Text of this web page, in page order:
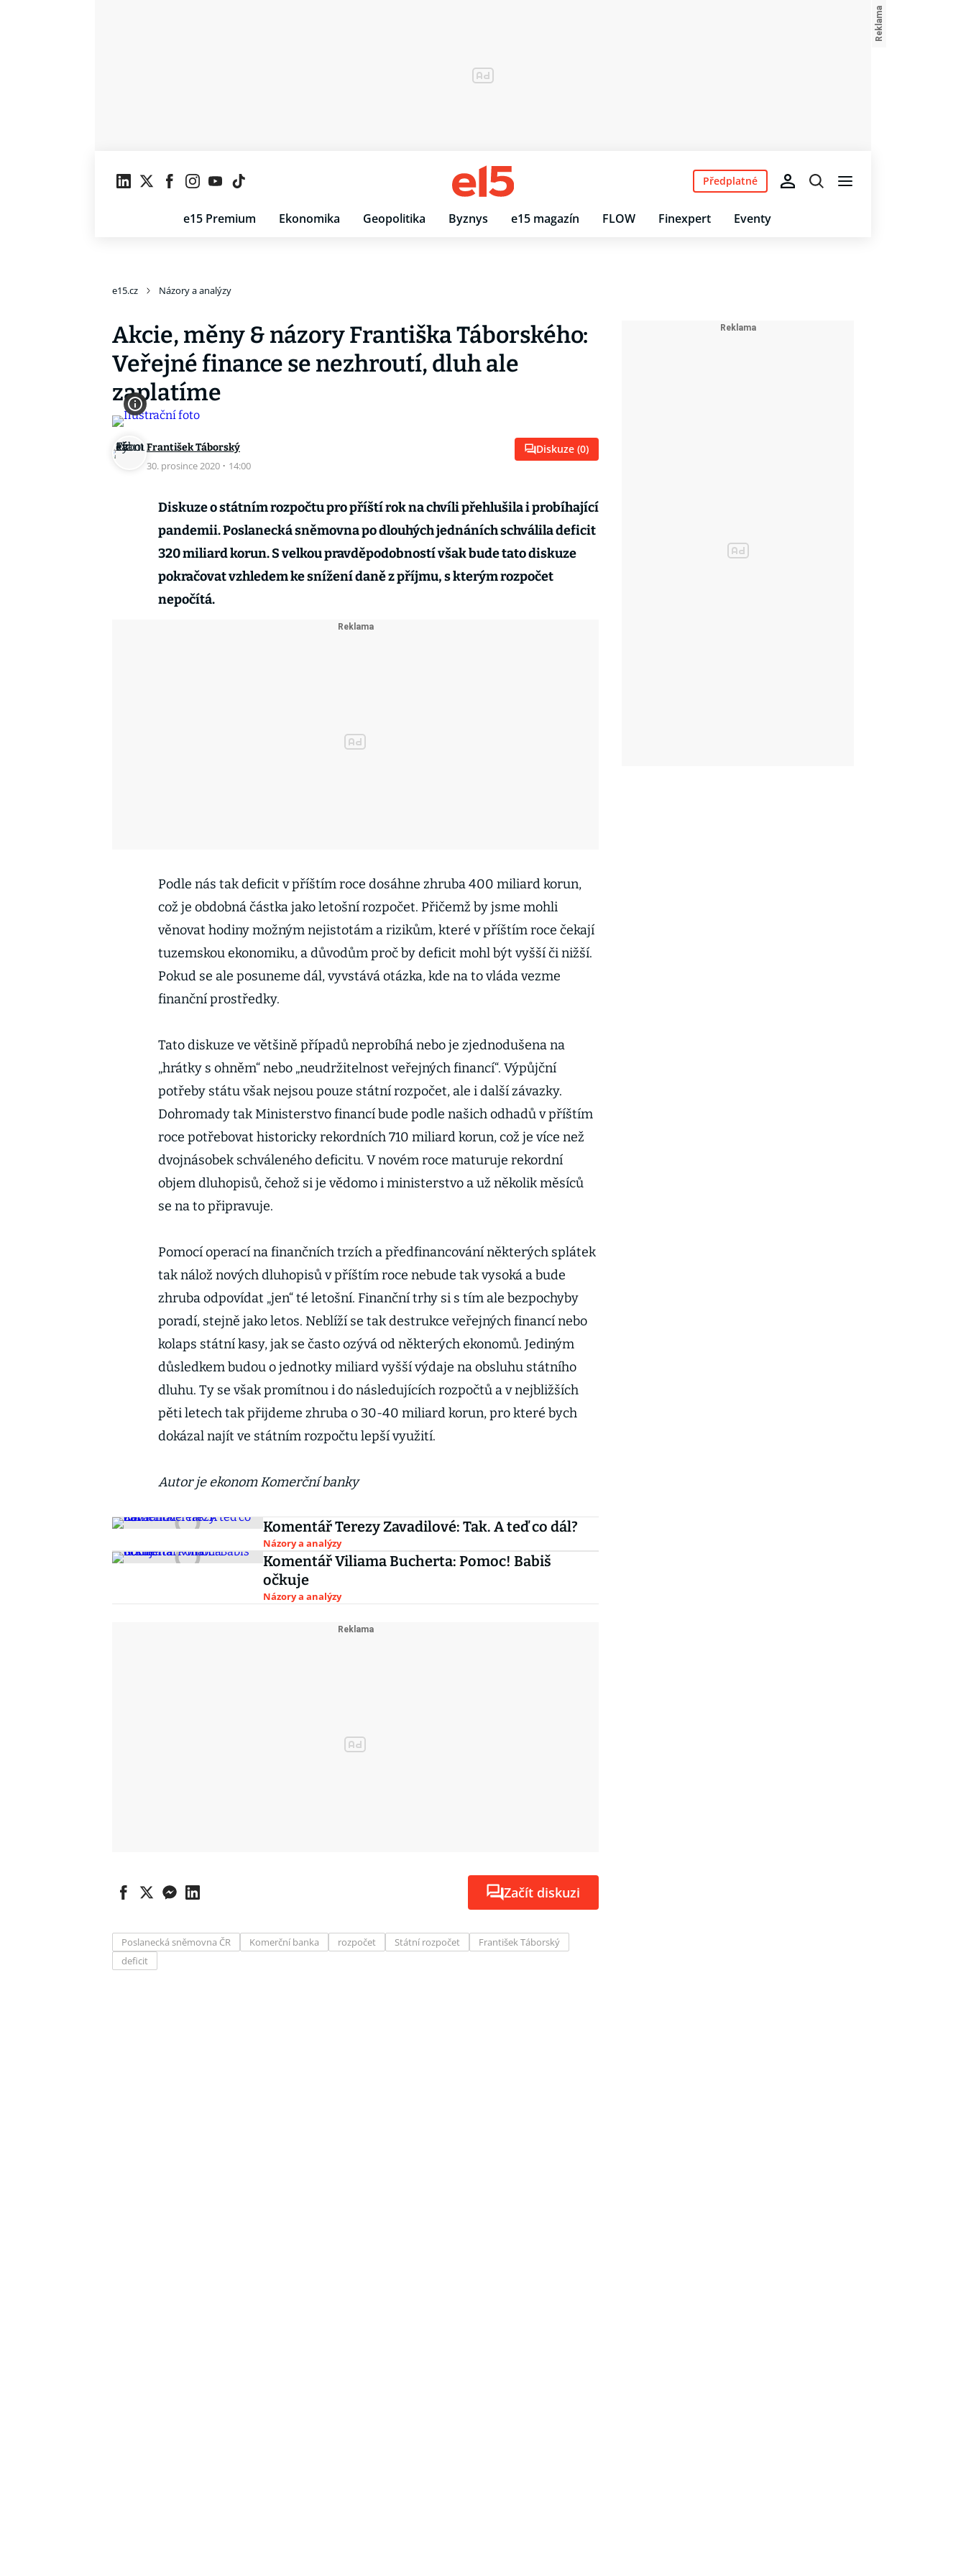
e15 Premium Ekonomika Geopolitika Byznys e15 magazín FLOW Finexpert Eventy
Předplatné
e15.cz Názory a analýzy
Akcie, měny & názory Františka Táborského:
Veřejné finance se nezhroutí, dluh ale
zaplatíme
František Táborský
30. prosince 2020 · 14:00
Diskuze (0)
Diskuze o státním rozpočtu pro příští rok na chvíli přehlušila i probíhající
pandemii. Poslanecká sněmovna po dlouhých jednáních schválila deficit
320 miliard korun. S velkou pravděpodobností však bude tato diskuze
pokračovat vzhledem ke snížení daně z příjmu, s kterým rozpočet
nepočítá.
Podle nás tak deficit v příštím roce dosáhne zhruba 400 miliard korun,
což je obdobná částka jako letošní rozpočet. Přičemž by jsme mohli
věnovat hodiny možným nejistotám a rizikům, které v příštím roce čekají
tuzemskou ekonomiku, a důvodům proč by deficit mohl být vyšší či nižší.
Pokud se ale posuneme dál, vyvstává otázka, kde na to vláda vezme
finanční prostředky.
Tato diskuze ve většině případů neprobíhá nebo je zjednodušena na
„hrátky s ohněm“ nebo „neudržitelnost veřejných financí“. Výpůjční
potřeby státu však nejsou pouze státní rozpočet, ale i další závazky.
Dohromady tak Ministerstvo financí bude podle našich odhadů v příštím
roce potřebovat historicky rekordních 710 miliard korun, což je více než
dvojnásobek schváleného deficitu. V novém roce maturuje rekordní
objem dluhopisů, čehož si je vědomo i ministerstvo a už několik měsíců
se na to připravuje.
Pomocí operací na finančních trzích a předfinancování některých splátek
tak nálož nových dluhopisů v příštím roce nebude tak vysoká a bude
zhruba odpovídat „jen“ té letošní. Finanční trhy si s tím ale bezpochyby
poradí, stejně jako letos. Neblíží se tak destrukce veřejných financí nebo
kolaps státní kasy, jak se často ozývá od některých ekonomů. Jediným
důsledkem budou o jednotky miliard vyšší výdaje na obsluhu státního
dluhu. Ty se však promítnou i do následujících rozpočtů a v nejbližších
pěti letech tak přijdeme zhruba o 30-40 miliard korun, pro které bych
dokázal najít ve státním rozpočtu lepší využití.
Autor je ekonom Komerční banky
Komentář Terezy Zavadilové: Tak. A teď co dál?
Názory a analýzy
Komentář Viliama Bucherta: Pomoc! Babiš
očkuje
Názory a analýzy
Začít diskuzi
Poslanecká sněmovna ČR Komerční banka rozpočet Státní rozpočet
František Táborský
deficit